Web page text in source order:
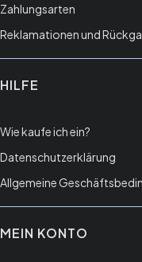
Zahlungsarten
Reklamationen und
HILFE
Wie kaufe ich ein?
Datenschutzerklärung
Allgemeine
MEIN KONTO